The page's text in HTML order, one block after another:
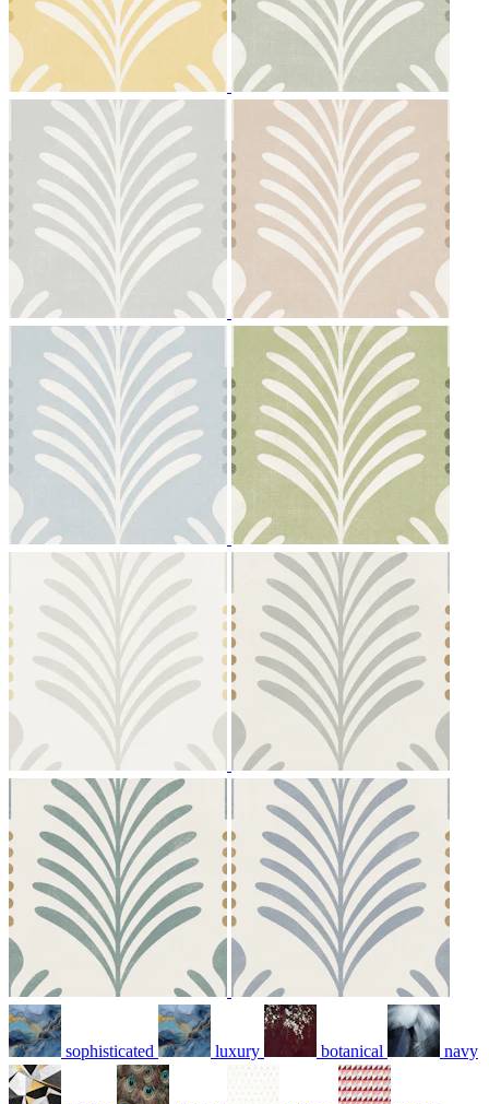
sophisticated luxury botanical navy